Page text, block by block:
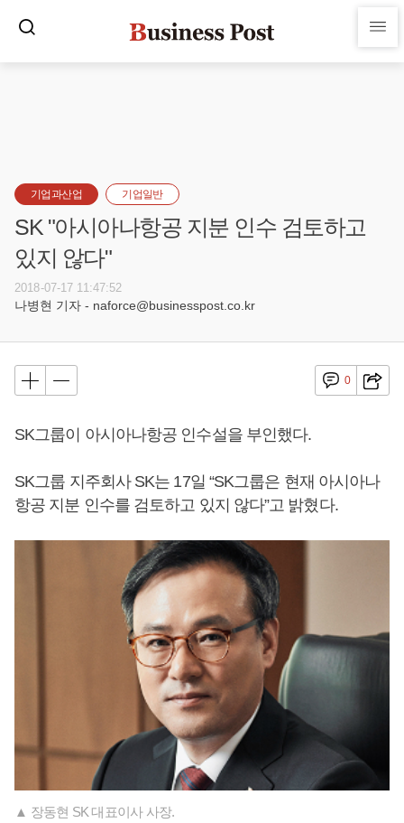
기업과산업 기업일반
SK "아시아나항공 지분 인수 검토하고
있지 않다"
2018-07-17 11:47:52
나병현 기자 - naforce@businesspost.co.kr
0
SK그룹이 아시아나항공 인수설을 부인했다.
SK그룹 지주회사 SK는 17일 “SK그룹은 현재 아시아나
항공 지분 인수를 검토하고 있지 않다”고 밝혔다.
▲ 장동현 SK 대표이사 사장.